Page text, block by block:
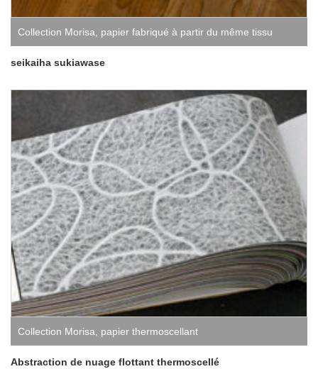
Collection Morisa, papier fabriqué à partir du même tissu
seikaiha sukiawase
Collection Morisa, papier thermoscellant
Abstraction de nuage flottant thermoscellé